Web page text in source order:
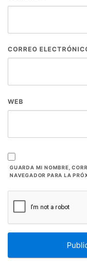
CORREO
WEB
GUARDA MI NOMBRE,
NAVEGADOR PARA LA